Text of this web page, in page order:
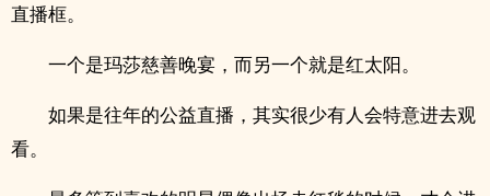
直播框。
一个是玛莎慈善晚宴，而另一个就是红太阳。
如果是往年的公益直播，其实很少有人会特意进去观
看。